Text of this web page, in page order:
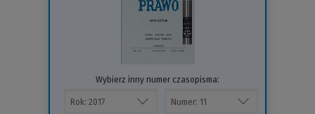
Wybierz inny numer czasopisma: